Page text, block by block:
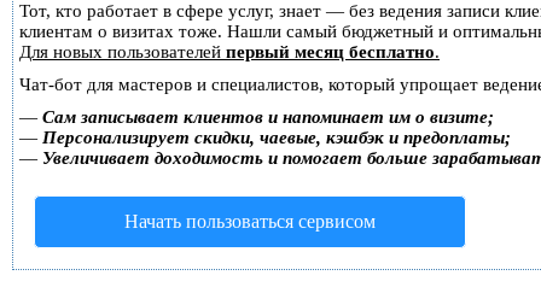
Тот, кто работает в сфере услуг, знает — без ведения записи
клиентам о визитах тоже. Нашли самый бюджетный и
Для новых пользователей первый месяц бесплатно.
Чат-бот для мастеров и специалистов, который упрощает
— Сам записывает клиентов и напоминает им о визите;
— Персонализирует скидки, чаевые, кэшбэк и предоплаты;
— Увеличивает доходимость и помогает больше
Начать пользоваться сервисом